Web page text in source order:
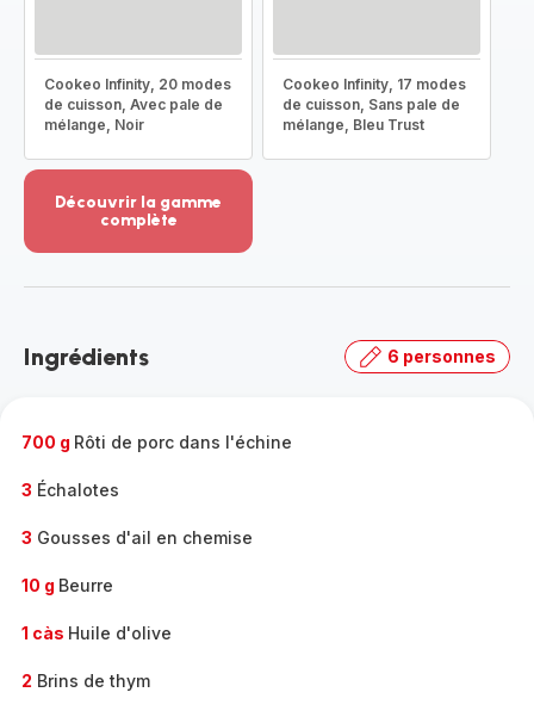
Cookeo Infinity, 20 modes
de cuisson, Avec pale de
mélange, Noir
Cookeo Infinity, 17 modes
de cuisson, Sans pale de
mélange, Bleu Trust
Découvrir la gamme
complète
-
gamme
Ingrédients 6 personnes
700 g Rôti de porc dans l'échine
3 Échalotes
3 Gousses d'ail en chemise
10 g Beurre
1 càs Huile d'olive
2 Brins de thym